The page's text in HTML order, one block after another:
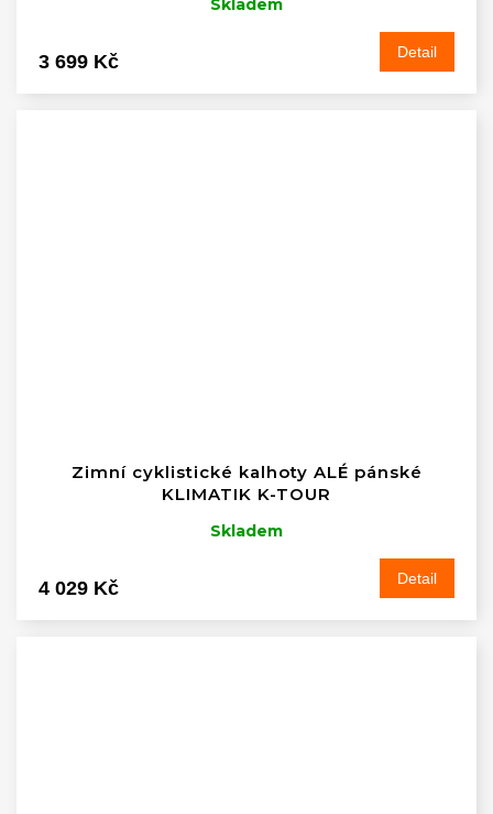
Skladem
3 699 Kč Detail
Zimní cyklistické kalhoty ALÉ pánské
KLIMATIK K-TOUR
Skladem
4 029 Kč Detail